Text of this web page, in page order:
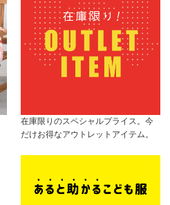
在庫限りのスペシャルプライス。今
だけお得なアウトレットアイテム。